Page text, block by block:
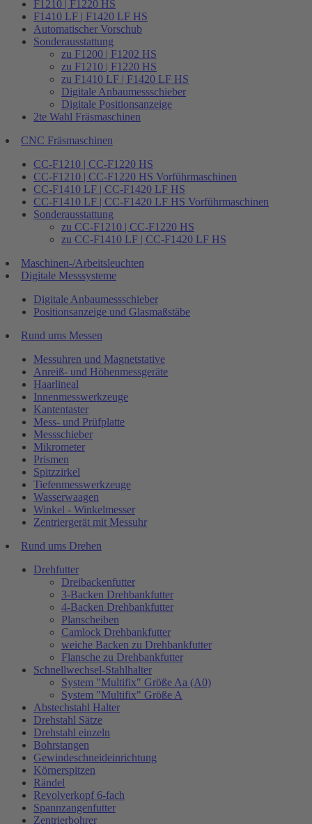
F1210 | F1220 HS
F1410 LF | F1420 LF HS
Automatischer Vorschub
Sonderausstattung
zu F1200 | F1202 HS
zu F1210 | F1220 HS
zu F1410 LF | F1420 LF HS
Digitale Anbaumessschieber
Digitale Positionsanzeige
2te Wahl Fräsmaschinen
CNC Fräsmaschinen
CC-F1210 | CC-F1220 HS
CC-F1210 | CC-F1220 HS Vorführmaschinen
CC-F1410 LF | CC-F1420 LF HS
CC-F1410 LF | CC-F1420 LF HS Vorführmaschinen
Sonderausstattung
zu CC-F1210 | CC-F1220 HS
zu CC-F1410 LF | CC-F1420 LF HS
Maschinen-/Arbeitsleuchten
Digitale Messsysteme
Digitale Anbaumessschieber
Positionsanzeige und Glasmaßstäbe
Rund ums Messen
Messuhren und Magnetstative
Anreiß- und Höhenmessgeräte
Haarlineal
Innenmesswerkzeuge
Kantentaster
Mess- und Prüfplatte
Messschieber
Mikrometer
Prismen
Spitzzirkel
Tiefenmesswerkzeuge
Wasserwaagen
Winkel - Winkelmesser
Zentriergerät mit Messuhr
Rund ums Drehen
Drehfutter
Dreibackenfutter
3-Backen Drehbankfutter
4-Backen Drehbankfutter
Planscheiben
Camlock Drehbankfutter
weiche Backen zu Drehbankfutter
Flansche zu Drehbankfutter
Schnellwechsel-Stahlhalter
System "Multifix" Größe Aa (A0)
System "Multifix" Größe A
Abstechstahl Halter
Drehstahl Sätze
Drehstahl einzeln
Bohrstangen
Gewindeschneideinrichtung
Körnerspitzen
Rändel
Revolverkopf 6-fach
Spannzangenfutter
Zentrierbohrer